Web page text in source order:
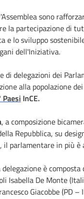
sono
la partecipazione di
e lo sviluppo
dell'Iniziativa.
di delegazioni dei
alla popolazione
Paesi InCE.
, a composizione
Repubblica, su
il parlamentare in più
è composta
Isabella De Monte
Giacobbe (PD